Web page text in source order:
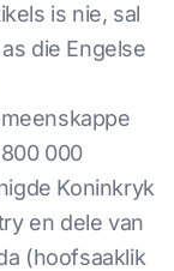
is nie, sal
die Engelse
000
Koninkryk
en dele van
(hoofsaaklik